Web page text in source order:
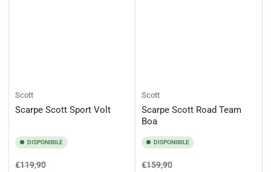
Scott
Scarpe Scott Sport Volt
DISPONIBILE
Prezzo
€119,90Prezzo
Scott
Scarpe Scott Road Team
Boa
DISPONIBILE
Prezzo
€159,90Prezzo